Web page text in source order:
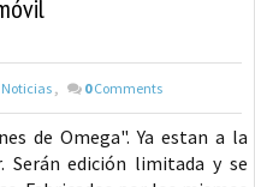
Noticias , 0 Comments
de Omega". Ya estan a la
edición limitada y se